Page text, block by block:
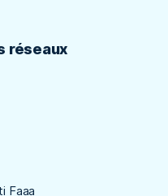
réseaux
Faaa